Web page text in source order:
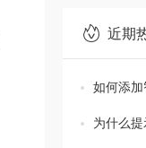
近期
如何添
为什么